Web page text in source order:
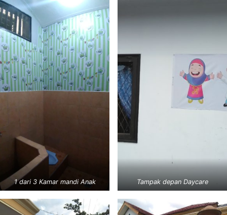
1 dari 3 Kamar mandi Anak Tampak depan Daycare